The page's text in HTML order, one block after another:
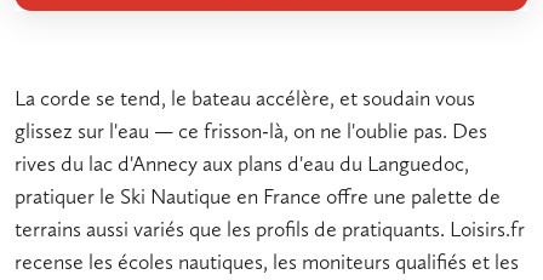
La corde se tend, le bateau accélère, et soudain vous
glissez sur l'eau — ce frisson-là, on ne l'oublie pas. Des
rives du lac d'Annecy aux plans d'eau du Languedoc,
pratiquer le Ski Nautique en France offre une palette de
terrains aussi variés que les profils de pratiquants. Loisirs.fr
recense les écoles nautiques, les moniteurs qualifiés et les